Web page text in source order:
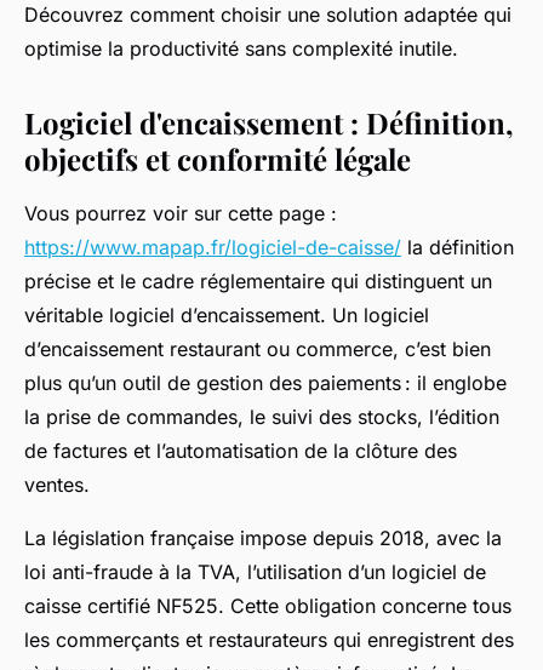
Découvrez comment choisir une solution adaptée qui
optimise la productivité sans complexité inutile.
Logiciel d'encaissement : Définition,
objectifs et conformité légale
Vous pourrez voir sur cette page :
https://www.mapap.fr/logiciel-de-caisse/ la définition
précise et le cadre réglementaire qui distinguent un
véritable logiciel d’encaissement. Un logiciel
d’encaissement restaurant ou commerce, c’est bien
plus qu’un outil de gestion des paiements : il englobe
la prise de commandes, le suivi des stocks, l’édition
de factures et l’automatisation de la clôture des
ventes.
La législation française impose depuis 2018, avec la
loi anti-fraude à la TVA, l’utilisation d’un logiciel de
caisse certifié NF525. Cette obligation concerne tous
les commerçants et restaurateurs qui enregistrent des